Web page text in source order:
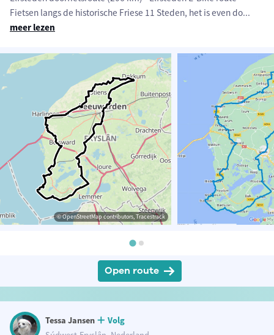
Fietsen langs de historische Friese 11 Steden, het is even do...
meer lezen
© OpenStreetMap contributors, Tracestrack
Open route
Tessa Jansen
Volg